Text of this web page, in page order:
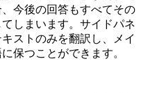
今後の回答もすべてその
しまいます。サイドパネ
ストのみを翻訳し、メイ
保つことができます。